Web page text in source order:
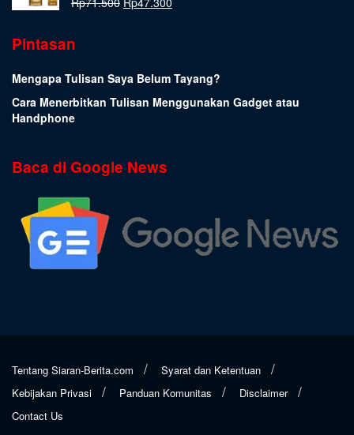
Pintasan
Mengapa Tulisan Saya Belum Tayang?
Cara Menerbitkan Tulisan Menggunakan Gadget atau
Handphone
Baca di Google News
Tentang Siaran-Berita.com
Syarat dan Ketentuan
Kebijakan Privasi
Panduan Komunitas
Disclaimer
Contact Us